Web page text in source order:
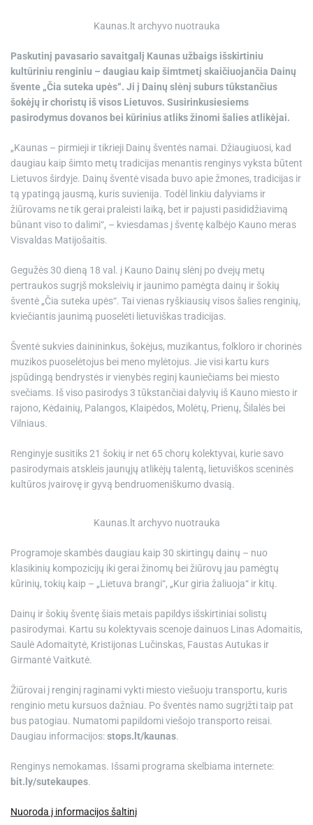
Kaunas.lt archyvo nuotrauka
Paskutinį pavasario savaitgalį Kaunas užbaigs išskirtiniu
kultūriniu renginiu – daugiau kaip šimtmetį skaičiuojančia Dainų
švente „Čia suteka upės“. Ji į Dainų slėnį suburs tūkstančius
šokėjų ir choristų iš visos Lietuvos. Susirinkusiesiems
pasirodymus dovanos bei kūrinius atliks žinomi šalies atlikėjai.
„Kaunas – pirmieji ir tikrieji Dainų šventės namai. Džiaugiuosi, kad
daugiau kaip šimto metų tradicijas menantis renginys vyksta būtent
Lietuvos širdyje. Dainų šventė visada buvo apie žmones, tradicijas ir
tą ypatingą jausmą, kuris suvienija. Todėl linkiu dalyviams ir
žiūrovams ne tik gerai praleisti laiką, bet ir pajusti pasididžiavimą
būnant viso to dalimi“, – kviesdamas į šventę kalbėjo Kauno meras
Visvaldas Matijošaitis.
Gegužės 30 dieną 18 val. į Kauno Dainų slėnį po dvejų metų
pertraukos sugrįš moksleivių ir jaunimo pamėgta dainų ir šokių
šventė „Čia suteka upės“. Tai vienas ryškiausių visos šalies renginių,
kviečiantis jaunimą puoselėti lietuviškas tradicijas.
Šventė sukvies dainininkus, šokėjus, muzikantus, folkloro ir chorinės
muzikos puoselėtojus bei meno mylėtojus. Jie visi kartu kurs
įspūdingą bendrystės ir vienybės reginį kauniečiams bei miesto
svečiams. Iš viso pasirodys 3 tūkstančiai dalyvių iš Kauno miesto ir
rajono, Kėdainių, Palangos, Klaipėdos, Molėtų, Prienų, Šilalės bei
Vilniaus.
Renginyje susitiks 21 šokių ir net 65 chorų kolektyvai, kurie savo
pasirodymais atskleis jaunųjų atlikėjų talentą, lietuviškos sceninės
kultūros įvairovę ir gyvą bendruomeniškumo dvasią.
Kaunas.lt archyvo nuotrauka
Programoje skambės daugiau kaip 30 skirtingų dainų – nuo
klasikinių kompozicijų iki gerai žinomų bei žiūrovų jau pamėgtų
kūrinių, tokių kaip – „Lietuva brangi“, „Kur giria žaliuoja“ ir kitų.
Dainų ir šokių šventę šiais metais papildys išskirtiniai solistų
pasirodymai. Kartu su kolektyvais scenoje dainuos Linas Adomaitis,
Saulė Adomaitytė, Kristijonas Lučinskas, Faustas Autukas ir
Girmantė Vaitkutė.
Žiūrovai į renginį raginami vykti miesto viešuoju transportu, kuris
renginio metu kursuos dažniau. Po šventės namo sugrįžti taip pat
bus patogiau. Numatomi papildomi viešojo transporto reisai.
Daugiau informacijos:stops.lt/kaunas.
Renginys nemokamas. Išsami programa skelbiama internete:
bit.ly/sutekaupes.
Nuoroda į informacijos šaltinį